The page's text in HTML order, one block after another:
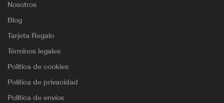
Nosotros
Blog
Tarjeta Regalo
Términos legales
Política de cookies
Política de privacidad
Política de envíos